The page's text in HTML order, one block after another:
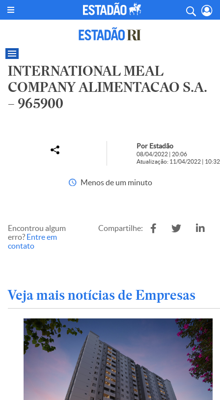
INTERNATIONAL MEAL
COMPANY ALIMENTACAO S.A.
– 965900
Por Estadão
08/04/2022 | 20:06
Atualização: 11/04/2022 | 10:32
Menos de um minuto
Encontrou algum
erro? Entre em
contato
Compartilhe:
Veja mais notícias de Empresas